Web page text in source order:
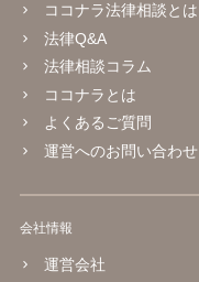
ココナラ法律相談とは
法律Q&A
法律相談コラム
ココナラとは
よくあるご質問
運営へのお問い合わせ
会社情報
運営会社